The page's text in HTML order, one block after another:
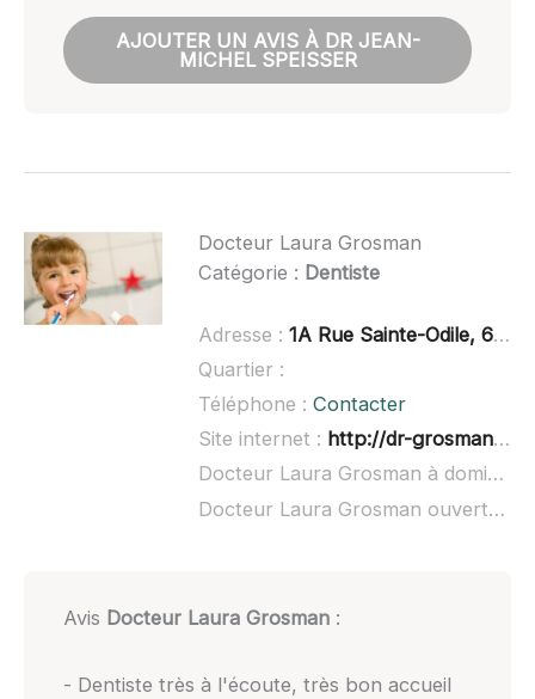
AJOUTER UN AVIS À DR JEAN-
MICHEL SPEISSER
Docteur Laura Grosman
Catégorie : Dentiste
Adresse : 1A Rue Sainte-Odile, 67120 Molsheim, France
Quartier :
Téléphone : Contacter
Site internet : http://dr-grosman.com/
Docteur Laura Grosman à domicile :
Docteur Laura Grosman ouvert dimanche :
Avis Docteur Laura Grosman:
- Dentiste très à l'écoute, très bon accueil